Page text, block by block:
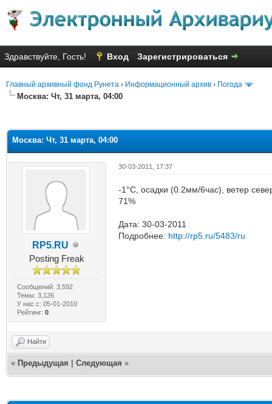
Здравствуйте, Гость! Вход Зарегистрироваться
Главный архивный фонд Рунета › Информационный архив › Погода
Москва: Чт, 31 марта, 04:00
Москва: Чт, 31 марта, 04:00
RP5.RU
Posting Freak
Сообщений: 3,592
Темы: 3,126
У нас с: 05-01-2010
Рейтинг: 0
30-03-2011, 17:37
-1°C, осадки (0.2мм/6час), ветер
71%
Дата: 30-03-2011
Подробнее: http://rp5.ru/5483/ru
Найти
« Предыдущая Следующая »